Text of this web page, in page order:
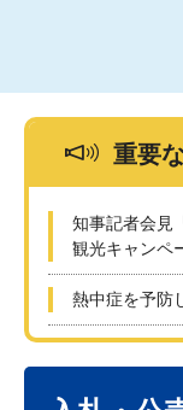
重要
知事記者会見
観光キャンペ
熱中症を予防